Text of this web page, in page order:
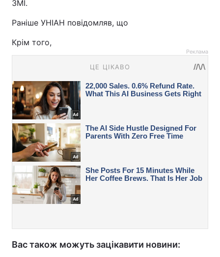
ЗМІ.
Раніше УНІАН повідомляв, що
Крім того,
Реклама
Вас також можуть зацікавити новини: